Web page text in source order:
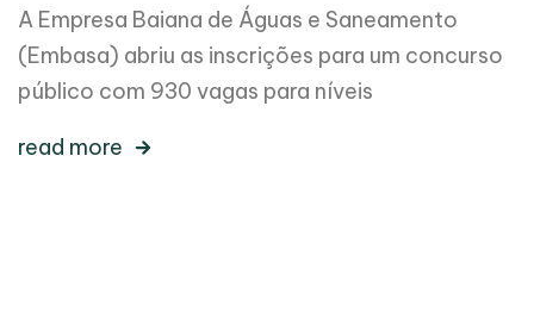
A Empresa Baiana de Águas e Saneamento
(Embasa) abriu as inscrições para um concurso
público com 930 vagas para níveis
read more